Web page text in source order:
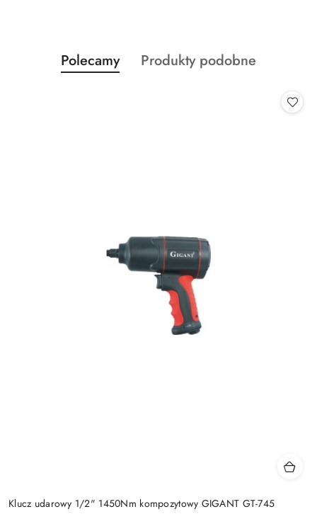
Pomiń karuzelę produktów
Produkty
o
Polecamy
Produkty
Produkty podobne
Klucz udarowy 1/2" 1450Nm kompozytowy GIGANT GT-745